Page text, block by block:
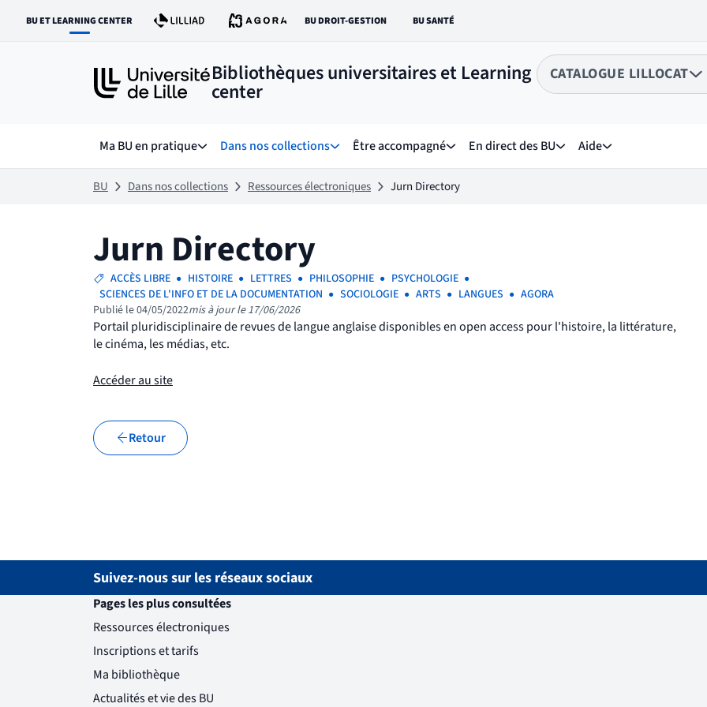
LIEN VERS LE SITE :
BU ET LEARNING CENTER LIEN VERS LE SITE :
BU DROIT-GESTION LIEN VERS LE SITE :
BU SANTÉ
Bibliothèques universitaires et Learning
center Choix du
CATALOGUE LILLOCAT
sélectionné
Ma BU en pratiqueSous menu de Ma BU en pratique
Dans nos collectionsSous menu de Dans nos collections
Être accompagnéSous menu de Être accompagné
En direct des BUSous menu de En direct des
AideSous menu de Aide
BU Dans nos collections Ressources électroniques Jurn Directory
Jurn Directory
ACCÈS LIBRE HISTOIRE LETTRES PHILOSOPHIE
PSYCHOLOGIE
SCIENCES DE L'INFO ET DE LA DOCUMENTATION
SOCIOLOGIE ARTS LANGUES
AGORA
Publié le 04/05/2022mis à jour le 17/06/2026
Portail pluridisciplinaire de revues de langue anglaise disponibles en open access pour l'histoire, la littérature,
le cinéma, les médias, etc.
Accéder au site(nouvelle fenêtre)
Retour
Suivez-nous sur les réseaux sociaux
Pages les plus consultées
Ressources électroniques
Inscriptions et tarifs
Ma bibliothèque
Actualités et vie des BU